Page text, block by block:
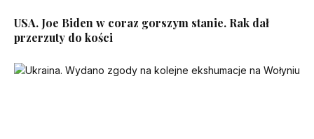
USA. Joe Biden w coraz gorszym stanie. Rak dał
przerzuty do kości